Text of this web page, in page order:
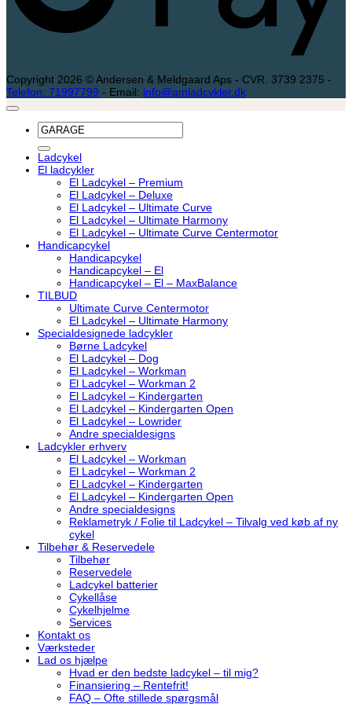
Copyright 2026 © Andersen & Meldgaard Aps - CVR. 3739 2375 -
Telefon: 71997799 - Email: info@amladcykler.dk
Søg
efter:
Ladcykel
El ladcykler
El Ladcykel – Premium
El Ladcykel – Deluxe
El Ladcykel – Ultimate Curve
El Ladcykel – Ultimate Harmony
El Ladcykel – Ultimate Curve Centermotor
Handicapcykel
Handicapcykel
Handicapcykel – El
Handicapcykel – El – MaxBalance
TILBUD
Ultimate Curve Centermotor
El Ladcykel – Ultimate Harmony
Specialdesignede ladcykler
Børne Ladcykel
El Ladcykel – Dog
El Ladcykel – Workman
El Ladcykel – Workman 2
El Ladcykel – Kindergarten
El Ladcykel – Kindergarten Open
El Ladcykel – Lowrider
Andre specialdesigns
Ladcykler erhverv
El Ladcykel – Workman
El Ladcykel – Workman 2
El Ladcykel – Kindergarten
El Ladcykel – Kindergarten Open
Andre specialdesigns
Reklametryk / Folie til Ladcykel – Tilvalg ved køb af ny
cykel
Tilbehør & Reservedele
Tilbehør
Reservedele
Ladcykel batterier
Cykellåse
Cykelhjelme
Services
Kontakt os
Værksteder
Lad os hjælpe
Hvad er den bedste ladcykel – til mig?
Finansiering – Rentefrit!
FAQ – Ofte stillede spørgsmål